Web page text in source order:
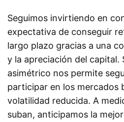
Seguimos invirtiendo en
expectativa de conseguir
largo plazo gracias a una
y la apreciación del capital.
asimétrico nos permite
participar en los mercados
volatilidad reducida. A
suban, anticipamos la